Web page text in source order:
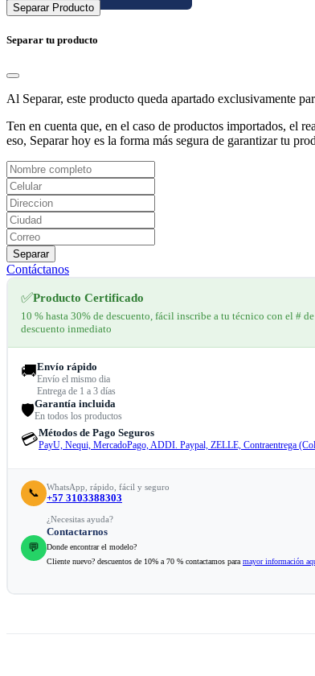
Separar Producto
Separar tu producto
Al Separar, este producto queda apartado exclusivamente
Ten en cuenta que, en el caso de productos importados, el
eso, Separar hoy es la forma más segura de garantizar tu
Separar
Contáctanos
✅Producto Certificado
10 % hasta 30% de descuento, fácil inscribe a tu técnico con el # de
descuento inmediato
🚚Envío rápido
Envío el mismo dia
Entrega de 1 a 3 días
🛡️Garantía incluida
En todos los productos
💳Métodos de Pago Seguros
PayU, Nequi, MercadoPago, ADDI. Paypal, ZELLE, Contraentrega
📞 WhatsApp, rápido, fácil y seguro
+57 3103388303
💬
¿Necesitas ayuda?
Contactarnos
Donde encontrar el modelo?
Cliente nuevo? descuentos de 10% a 70 % contactamos para mayor información